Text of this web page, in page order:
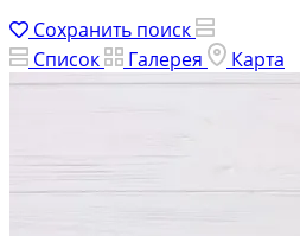
Сохранить поиск
Список
Галерея Карта